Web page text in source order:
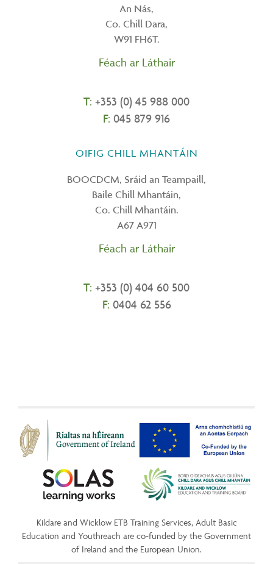
An Nás,
Co. Chill Dara,
W91 FH6T.
Féach ar Láthair
T: +353 (0) 45 988 000
F: 045 879 916
OIFIG CHILL MHANTÁIN
BOOCDCM, Sráid an Teampaill,
Baile Chill Mhantáin,
Co. Chill Mhantáin.
A67 A971
Féach ar Láthair
T: +353 (0) 404 60 500
F: 0404 62 556
Kildare and Wicklow ETB Training Services, Adult Basic
Education and Youthreach are co-funded by the Government
of Ireland and the European Union.